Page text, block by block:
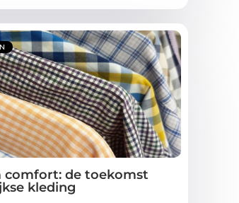
comfort: de toekomst
kleding